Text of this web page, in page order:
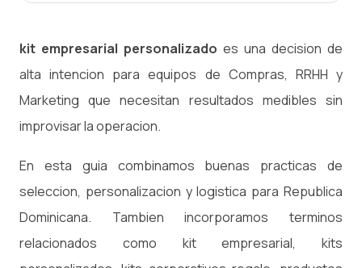
kit empresarial personalizado es una decision de
alta intencion para equipos de Compras, RRHH y
Marketing que necesitan resultados medibles sin
improvisar la operacion.
En esta guia combinamos buenas practicas de
seleccion, personalizacion y logistica para Republica
Dominicana. Tambien incorporamos terminos
relacionados como kit empresarial, kits